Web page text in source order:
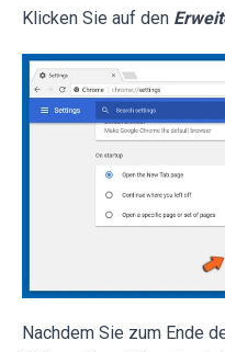
Klicken Sie auf den
Nachdem Sie zum Ende